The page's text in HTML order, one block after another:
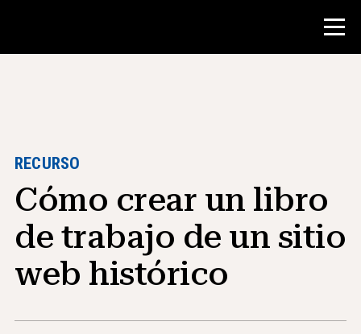
Recursos para maestros
Herramientas para el aula
institutos
Enseñanza de Habilidades de
Asesoramiento a estudiantes de NHD
RECURSO
Cómo crear un libro
de trabajo de un sitio
web histórico